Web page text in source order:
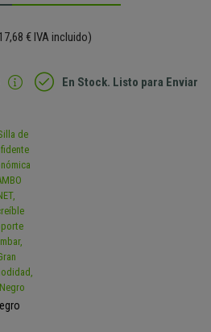
€ IVA incluido)
En Stock. Listo para Enviar